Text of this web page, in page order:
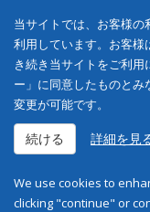
当サイトでは、お客様
利用しています。お客様
き続き当サイトをご利
ー」に同意したものと
変更が可能です。
続ける 詳細を見
We use cookies to
clicking "continue" or